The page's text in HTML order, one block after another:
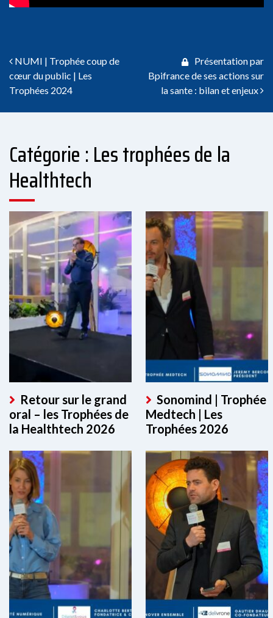
Navigation des articles
NUMI | Trophée coup de
cœur du public | Les
Trophées 2024
Présentation par
Bpifrance de ses actions sur
la sante : bilan et enjeux
Catégorie : Les trophées de la
Healthtech
Retour sur le grand
oral – les Trophées de
la Healthtech 2026
Sonomind | Trophée
Medtech | Les
Trophées 2026